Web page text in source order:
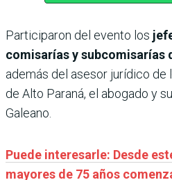
Participaron del evento los
comisarías y subcomisarías
además del asesor jurídico de
de Alto Paraná, el abogado y
Galeano.
Puede interesarle: Desde
mayores de 75 años